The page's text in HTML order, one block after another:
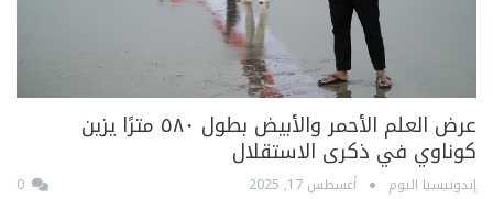
عرض العلم الأحمر والأبيض بطول ٥٨٠ مترًا يزين
كوناوي في ذكرى الاستقلال
إندونيسيا اليوم أغسطس 17, 2025